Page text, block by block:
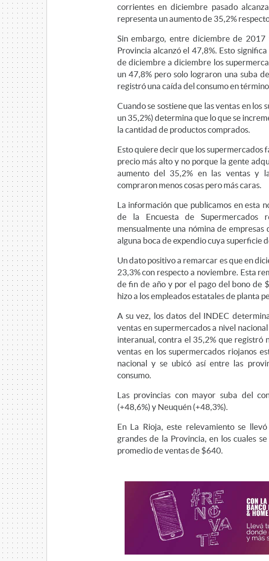
corrientes en diciembre pasado
representa un aumento de 35,2%
Sin embargo, entre diciembre de
Provincia alcanzó el 47,8%. Esto
de diciembre a diciembre los
un 47,8% pero solo lograron una suba
registró una caída del consumo en
Cuando se sostiene que las ventas en los
un 35,2%) determina que lo que se
la cantidad de productos comprados.
Esto quiere decir que los supermercados
precio más alto y no porque la gente
aumento del 35,2% en las ventas y
compraron menos cosas pero más caras.
La información que publicamos en esta
de la Encuesta de Supermercados
mensualmente una nómina de
alguna boca de expendio cuya superficie
Un dato positivo a remarcar es que en
23,3% con respecto a noviembre. Esta
de fin de año y por el pago del bono de
hizo a los empleados estatales de planta
A su vez, los datos del INDEC
ventas en supermercados a nivel
interanual, contra el 35,2% que registró
ventas en los supermercados riojanos
nacional y se ubicó así entre las
consumo.
Las provincias con mayor suba del
(+48,6%) y Neuquén (+48,3%).
En La Rioja, este relevamiento se
grandes de la Provincia, en los cuales
promedio de ventas de $640.